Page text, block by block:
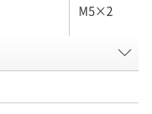
M5×2
HE16808